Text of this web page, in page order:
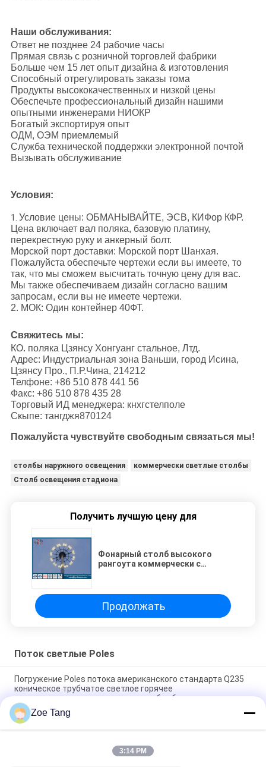
Наши обслуживания:
Ответ не позднее 24 рабочие часы
Прямая связь с розничной торговлей фабрики
Больше чем 15 лет опыт дизайна & изготовления
Способный отрегулировать заказы тома
Продукты высококачественных и низкой цены
Обеспечьте профессиональный дизайн нашими
опытными инженерами НИОКР
Богатый экспортируя опыт
ОДМ, ОЭМ приемлемый
Служба технической поддержки электронной почтой
Вызывать обслуживание
Условия:
1. Условие цены: ОБМАНЫВАЙТЕ, ЭСВ, КИФор КФР.
Цена включает вал поляка, базовую платину,
перекрестную руку и анкерный болт.
Морской порт доставки: Морской порт Шанхая.
Пожалуйста обеспечьте чертежи если вы имеете, то
так, что мы сможем высчитать точную цену для вас.
Мы также обеспечиваем дизайн согласно вашим
запросам, если вы не имеете чертежи.
2. МОК: Один контейнер 40ФТ.
Свяжитесь мы:
КО. поляка Цзянсу Хонгуанг стальное, Лтд.
Адрес: Индустриальная зона Ваньши, город Исина,
Цзянсу Про., П.Р.Чина, 214212
Телфоне: +86 510 878 441 56
Факс: +86 510 878 435 28
Торговый ИД менеджера: кнхгстелполе
Скыпе: тангджя870124
Пожалуйста чувствуйте свободным связаться мы!
столбы наружного освещения
коммерчески светлые столбы
Столб освещения стадиона
Получить лучшую цену для
Фонарный столб высокого
рангоута коммерчески с
Продолжать
Поток светлые Poles
Погружение Poles потока американского стандарта Q235
коническое трубчатое светлое горячее
гальванизированное с светом коробки ботинка
Поток светлые Poles освещения аэропорта
полигональный, промышленный столб светильника
Место для стоянки светлые Poles h 35m стальное
Zoe Tang
3:14 PM